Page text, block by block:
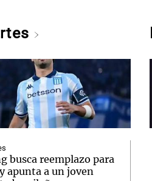
busca reemplazo para
apunta a un joven